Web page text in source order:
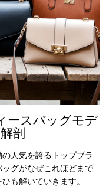
ースバッグモデ
剖
人気を誇るトップブラ
グがなぜこれほどまで
も解いていきます。